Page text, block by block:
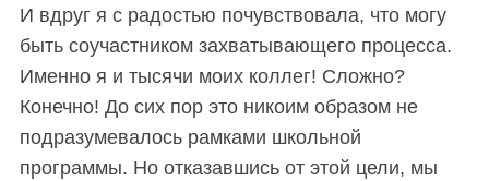
И вдруг я с радостью почувствовала, что могу
быть соучастником захватывающего процесса.
Именно я и тысячи моих коллег! Сложно?
Конечно! До сих пор это никоим образом не
подразумевалось рамками школьной
программы. Но отказавшись от этой цели, мы